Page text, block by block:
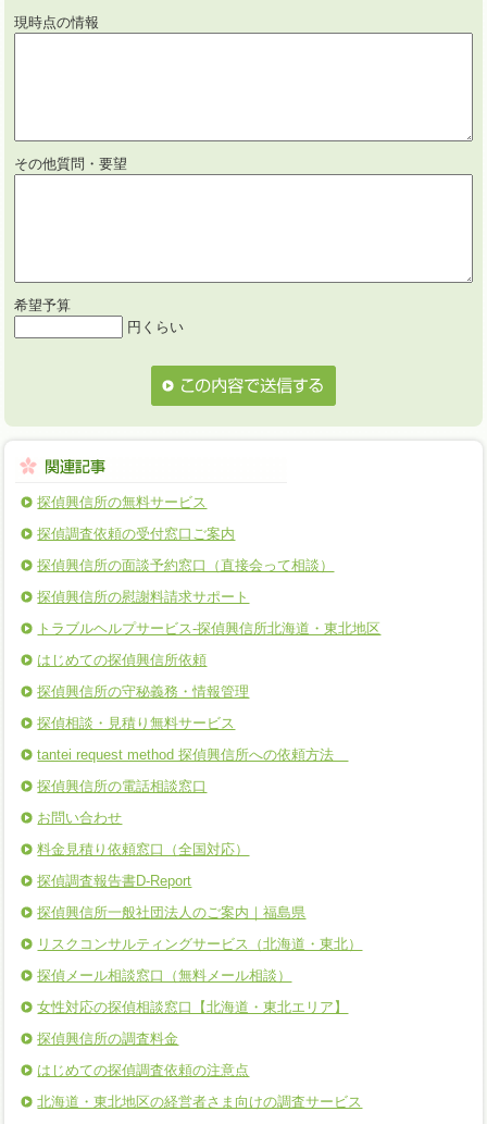
現時点の情報
その他質問・要望
希望予算
円くらい
探偵興信所の無料サービス
探偵調査依頼の受付窓口ご案内
探偵興信所の面談予約窓口（直接会って相談）
探偵興信所の慰謝料請求サポート
トラブルヘルプサービス-探偵興信所北海道・東北地区
はじめての探偵興信所依頼
探偵興信所の守秘義務・情報管理
探偵相談・見積り無料サービス
tantei request method 探偵興信所への依頼方法
探偵興信所の電話相談窓口
お問い合わせ
料金見積り依頼窓口（全国対応）
探偵調査報告書D-Report
探偵興信所一般社団法人のご案内｜福島県
リスクコンサルティングサービス（北海道・東北）
探偵メール相談窓口（無料メール相談）
女性対応の探偵相談窓口【北海道・東北エリア】
探偵興信所の調査料金
はじめての探偵調査依頼の注意点
北海道・東北地区の経営者さま向けの調査サービス